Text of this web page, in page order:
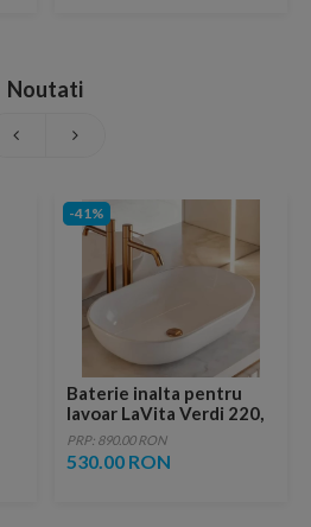
Noutati
-41%
Baterie inalta pentru
lavoar LaVita Verdi 220,
fara ventil, brushed
copper
PRP: 890.00 RON
530.00 RON